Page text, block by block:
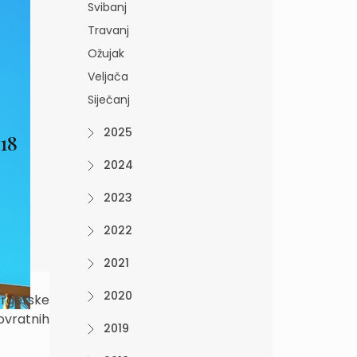
Svibanj
Travanj
Ožujak
Veljača
Siječanj
2025
2024
2023
2022
2021
2020
2019